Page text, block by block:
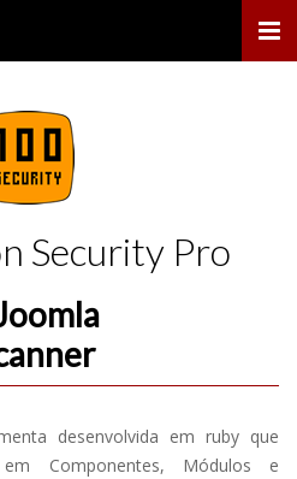
Security Pro
desenvolvida em ruby que
em Componentes, Módulos e